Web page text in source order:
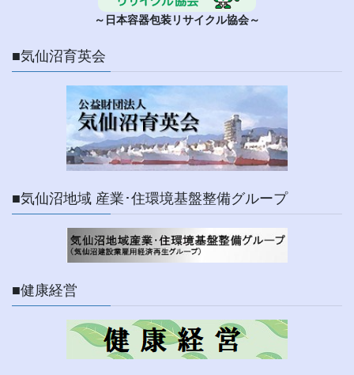
～日本容器包装リサイクル協会～
■気仙沼育英会
■気仙沼地域 産業･住環境基盤整備グループ
■健康経営